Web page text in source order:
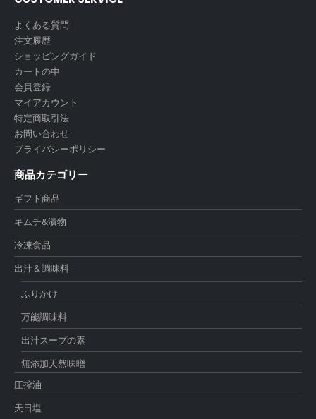
よくある質問
注文履歴
ショッピングガイド
カートの中
会員登録
マイアカウント
特定商取引法
お問い合わせ
プライバシーポリシー
商品カテゴリー
ギフト商品
キムチ&漬物
冷凍食品
出汁＆調味料
ふりかけ
万能調味料
出汁スープの素
無添加天然味噌
圧搾油
天日塩